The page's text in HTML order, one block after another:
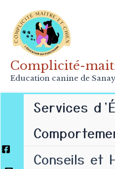
contenu
Complicité-
Education canine de
Services
Conseils et